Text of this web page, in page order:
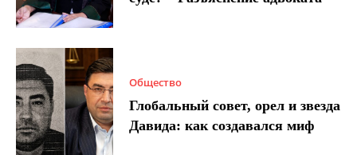
Общество
Глобальный совет, орел и звезда
Давида: как создавался миф